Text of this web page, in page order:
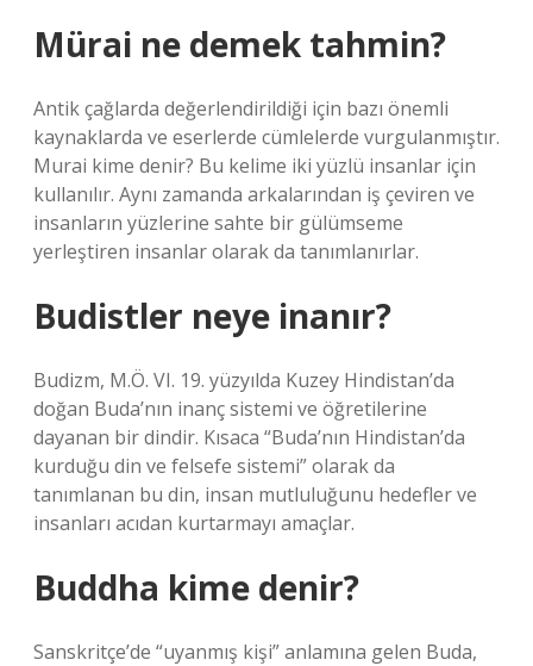
Mürai ne demek tahmin?
Antik çağlarda değerlendirildiği için bazı önemli
kaynaklarda ve eserlerde cümlelerde vurgulanmıştır.
Murai kime denir? Bu kelime iki yüzlü insanlar için
kullanılır. Aynı zamanda arkalarından iş çeviren ve
insanların yüzlerine sahte bir gülümseme
yerleştiren insanlar olarak da tanımlanırlar.
Budistler neye inanır?
Budizm, M.Ö. VI. 19. yüzyılda Kuzey Hindistan’da
doğan Buda’nın inanç sistemi ve öğretilerine
dayanan bir dindir. Kısaca “Buda’nın Hindistan’da
kurduğu din ve felsefe sistemi” olarak da
tanımlanan bu din, insan mutluluğunu hedefler ve
insanları acıdan kurtarmayı amaçlar.
Buddha kime denir?
Sanskritçe’de “uyanmış kişi” anlamına gelen Buda,